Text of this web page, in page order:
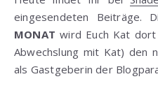
eingesendeten Beiträge.
MONAT wird Euch Kat
Abwechslung mit Kat) den
als Gastgeberin der